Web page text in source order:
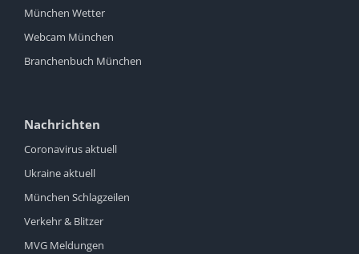
München Wetter
Webcam München
Branchenbuch München
Nachrichten
Coronavirus aktuell
Ukraine aktuell
München Schlagzeilen
Verkehr & Blitzer
MVG Meldungen